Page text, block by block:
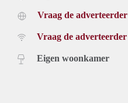
Vraag de adverteerder
Vraag de adverteerder
Eigen woonkamer